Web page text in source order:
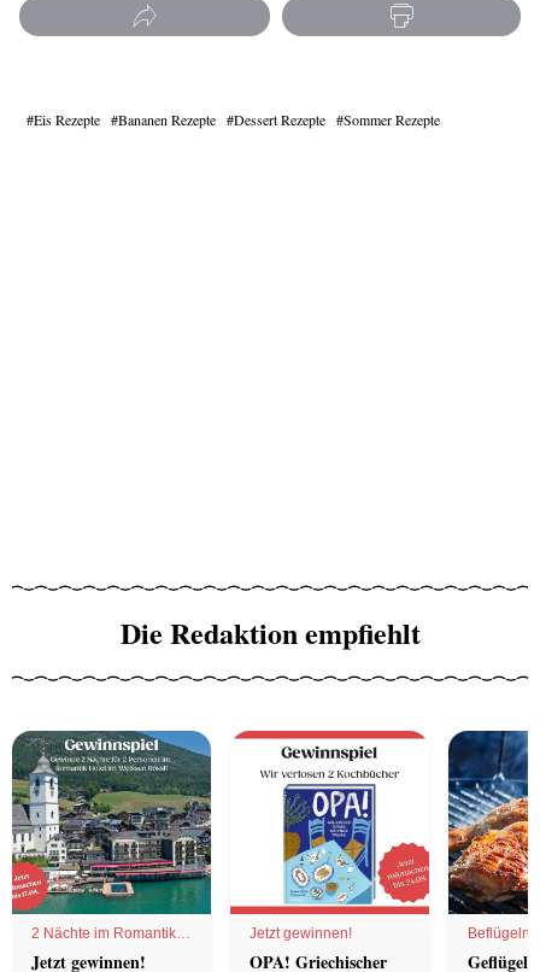
Eis Rezepte Bananen Rezepte Dessert Rezepte Sommer Rezepte
Die Redaktion empfiehlt
2 Nächte im Romantik
Hotel
Jetzt gewinnen!
Jetzt gewinnen!
OPA! Griechischer Geflügel